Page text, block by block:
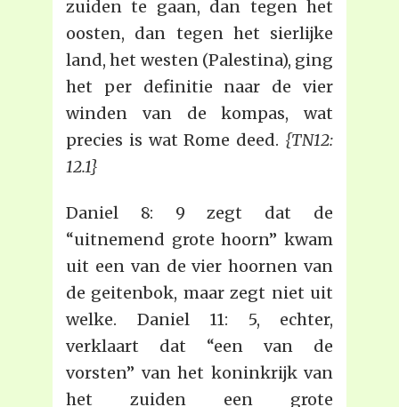
zuiden te gaan, dan tegen het
oosten, dan tegen het sierlijke
land, het westen (Palestina), ging
het per definitie naar de vier
winden van de kompas, wat
precies is wat Rome deed. {TN12:
12.1}
Daniel 8: 9 zegt dat de
“uitnemend grote hoorn” kwam
uit een van de vier hoornen van
de geitenbok, maar zegt niet uit
welke. Daniel 11: 5, echter,
verklaart dat “een van de
vorsten” van het koninkrijk van
het zuiden een grote